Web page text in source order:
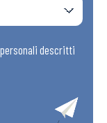
descritti